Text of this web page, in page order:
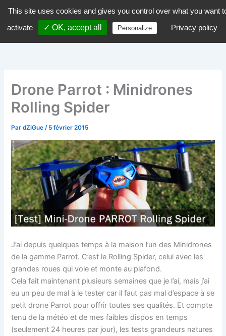
contenu
dZiGue
Drone Parrot : Minidrones
Rolling Spider
PardZiGue/ 5 février 2015
J’ai depuis quelques temps à la maison l’un des Minidrones
de la gamme Parrot. C’est le Rolling Spider, celui avec les
grandes roues qui vole et monte au plafond.
Cela fait maintenant plusieurs semaines que je l’ai, mais j’ai
eu un peu de mal à le tester car il faut pas mal d’espace à se
petit drone Parrot pour offrir toutes ses qualités. Et compte
tenu de la météo et de mes faibles dispos en temps
(seulement 24 heures par jour), les tests grandeurs natures
This site uses cookies and gives you control over what you want
activate
✓ OK, accept all Personalize Privacy policy